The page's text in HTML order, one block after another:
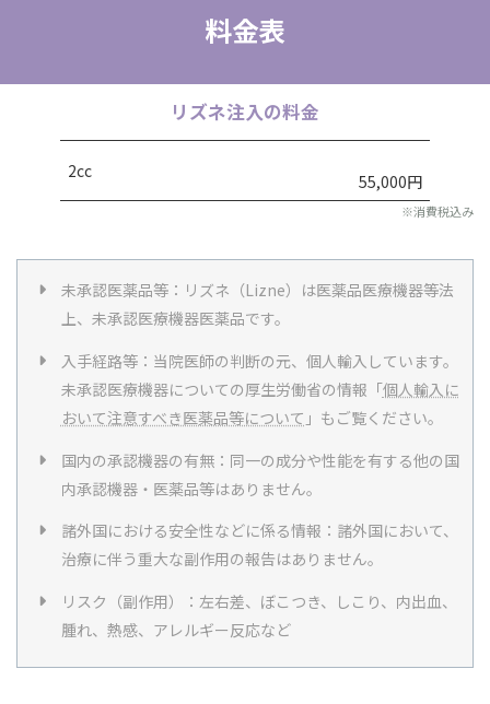
料金表
リズネ注入の料金
2cc 55,000円
※消費税込み
未承認医薬品等：リズネ（Lizne）は医薬品医療機器等法
上、未承認医療機器医薬品です。
入手経路等：当院医師の判断の元、個人輸入しています。
未承認医療機器についての厚生労働省の情報「個人輸入に
おいて注意すべき医薬品等について 」もご覧ください。
国内の承認機器の有無：同一の成分や性能を有する他の国
内承認機器・医薬品等はありません。
諸外国における安全性などに係る情報：諸外国において、
治療に伴う重大な副作用の報告はありません。
リスク（副作用）：左右差、ぼこつき、しこり、内出血、
腫れ、熱感、アレルギー反応など